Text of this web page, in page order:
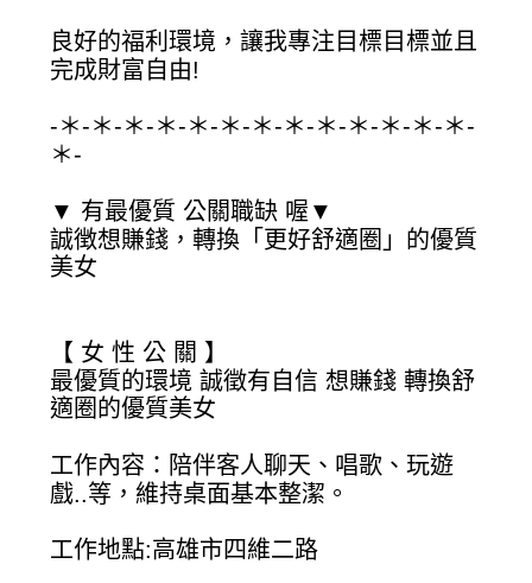
良好的福利環境，讓我專注目標目標並且
完成財富自由!
-＊-＊-＊-＊-＊-＊-＊-＊-＊-＊-＊-＊-＊-
＊-
▼ 有最優質 公關職缺 喔▼
誠徴想賺錢，轉換「更好舒適圈」的優質
美女
【 女 性 公 關 】
最優質的環境 誠徵有自信 想賺錢 轉換舒
適圈的優質美女
工作內容：陪伴客人聊天、唱歌、玩遊
戲..等，維持桌面基本整潔。
工作地點:高雄市四維二路